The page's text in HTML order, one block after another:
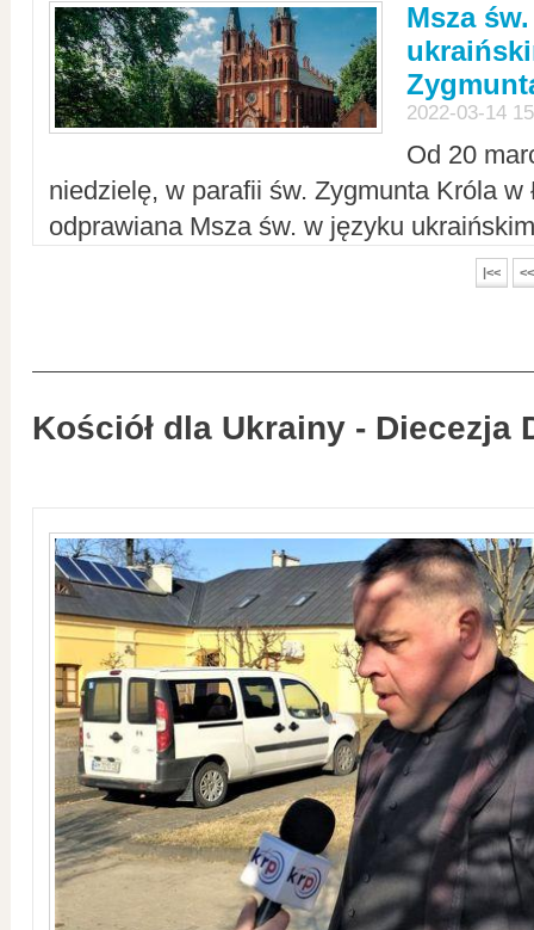
Msza
2022-03-14
Od 20
niedzielę, w parafii św. Zygmunta Króla w
odprawiana Msza św. w języku
|<< <<
Kościół dla Ukrainy - Diecezja